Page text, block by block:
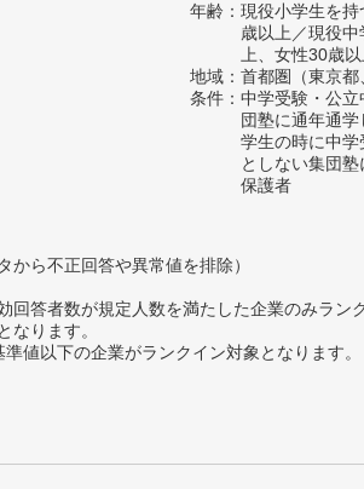
年齢：現役小学生を
歳以上／現役
上、女性30歳以
地域：首都圏（東京都
条件：中学受験・公
団塾に通年通
学生の時に中
としない集団
保護者
ら不正回答や異常値を排除）
答者数が規定人数を満たした企業のみラン
なります。
値以下の企業がランクイン対象となります。